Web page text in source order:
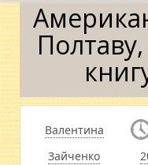
Валентина
Зайченко